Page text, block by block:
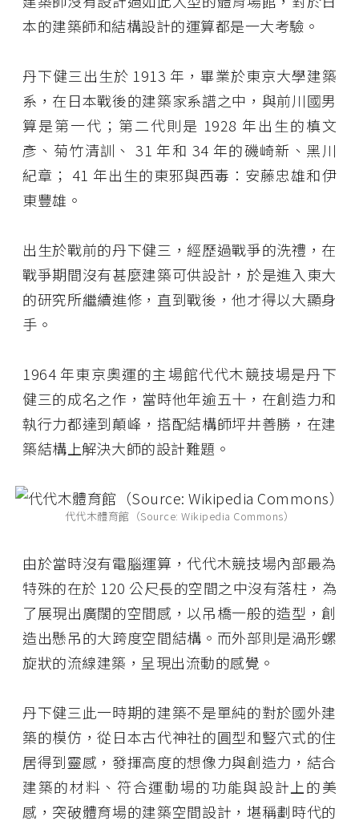
本的建築師和結構設計的運算都是一大考驗。
丹下健三出生於 1913 年，畢業於東京大學建築
系，在日本戰後的建築家系譜之中，與前川國男
算是第一代；第二代則是 1928 年出生的槙文
彥、菊竹清訓、 31 年和 34 年的磯崎新、黑川
紀章； 41 年出生的東邪與西毒：安藤忠雄和伊
東豐雄。
出生於戰前的丹下健三，經歷過戰爭的洗禮，在
戰爭期間沒有甚麼建築可供設計，於是進入東大
的研究所繼續進修，直到戰後，他才得以大顯身
手。
1964 年東京奧運的主場館代代木競技場是丹下
健三的成名之作，當時他年逾五十，在創造力和
執行力都達到顛峰，搭配結構師坪井善勝，在建
築結構上解決大師的設計難題。
代代木體育館（Source: Wikipedia Commons）
由於當時沒有電腦運算，代代木競技場內部最為
特殊的在於 120 公尺長的空間之中沒有落柱，為
了展現出廣闊的空間感，以吊橋一般的造型，創
造出懸吊的大跨度空間結構。而外部則是渦形螺
旋狀的流線建築，呈現出流動的感覺。
丹下健三此一時期的建築不是單純的對於國外建
築的模仿，從日本古代神社的圓型和豎穴式的住
居得到靈感，發揮高度的想像力與創造力，結合
建築的材料、符合運動場的功能與設計上的美
感，突破體育場的建築空間設計，堪稱劃時代的